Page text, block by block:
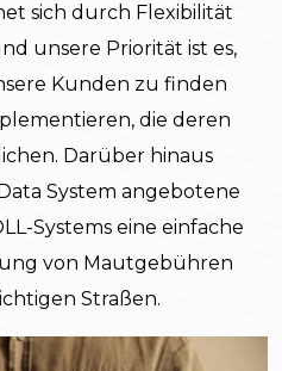
sich durch Flexibilität
unsere Priorität ist es,
Kunden zu finden
die deren
Darüber hinaus
System angebotene
Systems eine einfache
von Mautgebühren
Straßen.